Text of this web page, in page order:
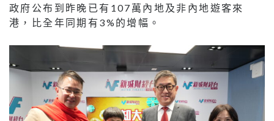
政府公布到昨晚已有107萬內地及非內地遊客來
港，比全年同期有3%的增幅。